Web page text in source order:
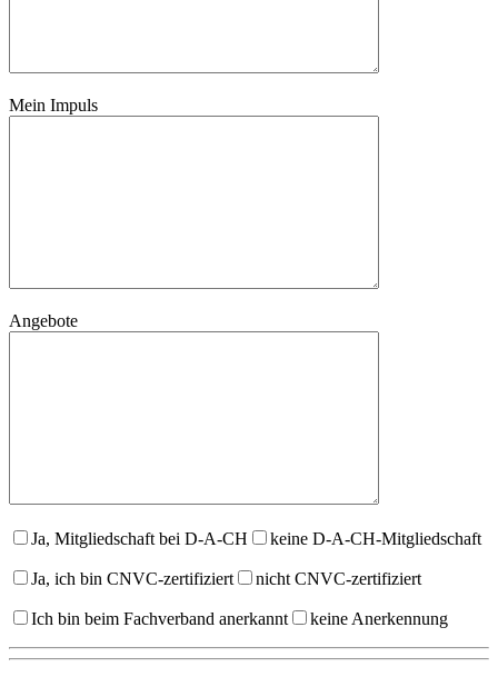
Mein Impuls
Angebote
Ja, Mitgliedschaft bei D-A-CH keine D-A-CH-Mitgliedschaft
Ja, ich bin CNVC-zertifiziert nicht CNVC-zertifiziert
Ich bin beim Fachverband anerkannt keine Anerkennung